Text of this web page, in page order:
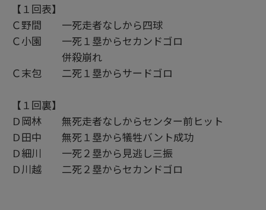
【１回表】
Ｃ野間 一死走者なしから四球
Ｃ小園 一死１塁からセカンドゴロ
併殺崩れ
Ｃ末包 二死１塁からサードゴロ
【１回裏】
Ｄ岡林 無死走者なしからセンター前ヒット
Ｄ田中 無死１塁から犠牲バント成功
Ｄ細川 一死２塁から見逃し三振
Ｄ川越 二死２塁からセカンドゴロ